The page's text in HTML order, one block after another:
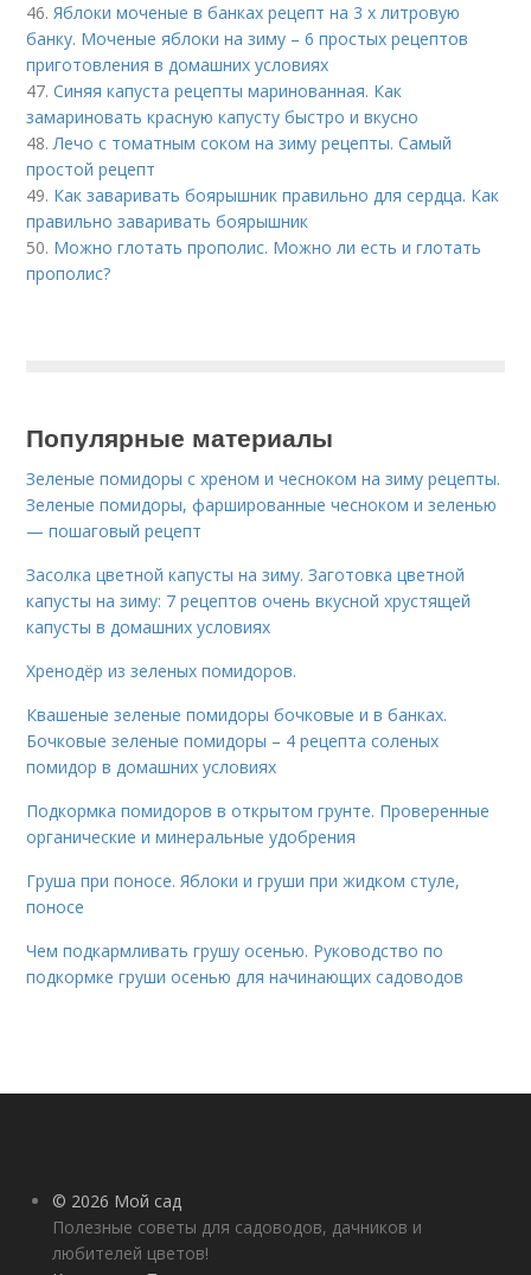
46.Яблоки моченые в банках рецепт на 3 х литровую
банку. Моченые яблоки на зиму – 6 простых рецептов
приготовления в домашних условиях
47.Синяя капуста рецепты маринованная. Как
замариновать красную капусту быстро и вкусно
48.Лечо с томатным соком на зиму рецепты. Самый
простой рецепт
49. Как заваривать боярышник правильно для сердца. Как
правильно заваривать боярышник
50. Можно глотать прополис. Можно ли есть и глотать
прополис?
Популярные материалы
Зеленые помидоры с хреном и чесноком на зиму рецепты.
Зеленые помидоры, фаршированные чесноком и зеленью
— пошаговый рецепт
Засолка цветной капусты на зиму. Заготовка цветной
капусты на зиму: 7 рецептов очень вкусной хрустящей
капусты в домашних условиях
Хренодёр из зеленых помидоров.
Квашеные зеленые помидоры бочковые и в банках.
Бочковые зеленые помидоры – 4 рецепта соленых
помидор в домашних условиях
Подкормка помидоров в открытом грунте. Проверенные
органические и минеральные удобрения
Груша при поносе. Яблоки и груши при жидком стуле,
поносе
Чем подкармливать грушу осенью. Руководство по
подкормке груши осенью для начинающих садоводов
© 2026 Мой сад
Полезные советы для садоводов, дачников и
любителей цветов!